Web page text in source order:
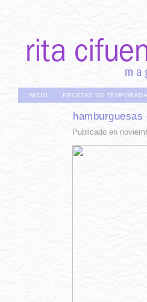
INICIO RECETAS DE TEMPORADA
hamburguesas
Publicado en